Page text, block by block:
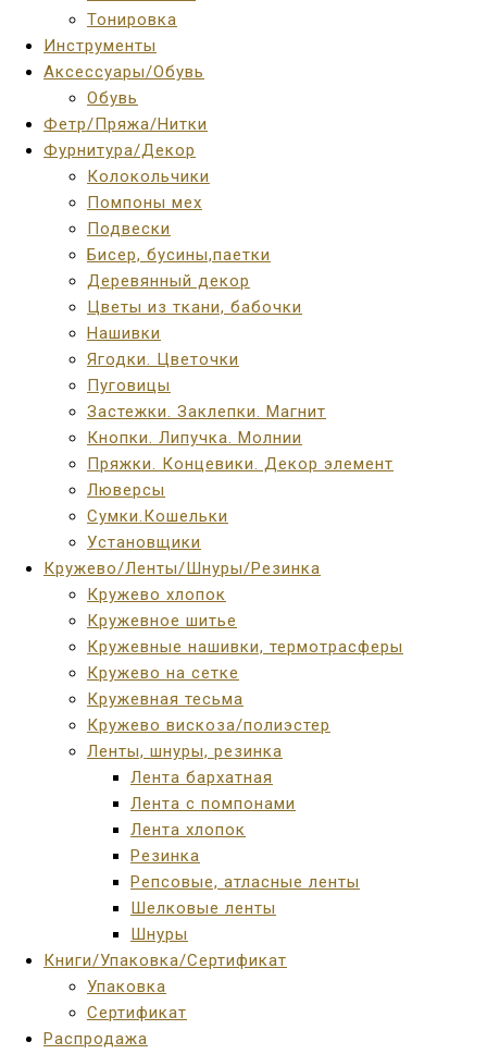
Тонировка
Инструменты
Аксессуары/Обувь
Обувь
Фетр/Пряжа/Нитки
Фурнитура/Декор
Колокольчики
Помпоны мех
Подвески
Бисер, бусины,паетки
Деревянный декор
Цветы из ткани, бабочки
Нашивки
Ягодки. Цветочки
Пуговицы
Застежки. Заклепки. Магнит
Кнопки. Липучка. Молнии
Пряжки. Концевики. Декор элемент
Люверсы
Сумки.Кошельки
Установщики
Кружево/Ленты/Шнуры/Резинка
Кружево хлопок
Кружевное шитье
Кружевные нашивки, термотрасферы
Кружево на сетке
Кружевная тесьма
Кружево вискоза/полиэстер
Ленты, шнуры, резинка
Лента бархатная
Лента с помпонами
Лента хлопок
Резинка
Репсовые, атласные ленты
Шелковые ленты
Шнуры
Книги/Упаковка/Сертификат
Упаковка
Сертификат
Распродажа